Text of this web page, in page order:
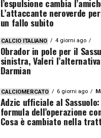
l’espulsione cambia
L’attaccante neroverde
un fallo subito
CALCIO ITALIANO 4 giorni ago
Obrador in pole per il
sinistra, Valeri
Darmian
CALCIOMERCATO 6 giorni ago
Adzic ufficiale al
formula dell’operazione
Cosa è cambiato nella